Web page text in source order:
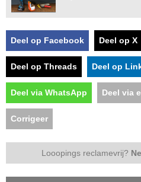
Deel op Facebook Deel op X
Deel op Threads Deel op
Deel via WhatsApp Deel via
Corrigeer
Looopings reclamevrij?